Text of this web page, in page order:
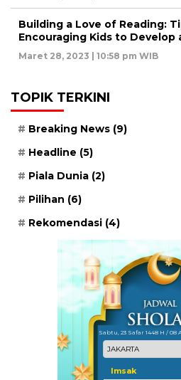
Building a Love of Reading:
Encouraging Kids to Develop
Maret 28, 2023 | 10:58 pm WIB
TOPIK TERKINI
Breaking News (9)
Headline (5)
Piala Dunia (2)
Pilihan (6)
Rekomendasi (4)
Sabtu, 23 Safar 1448 H / 08
Imsak